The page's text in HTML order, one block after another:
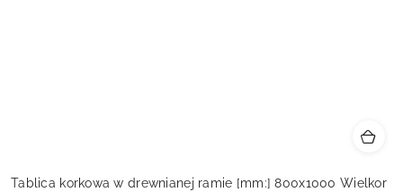
Tablica korkowa w drewnianej ramie [mm:] 800x1000 Wielkor